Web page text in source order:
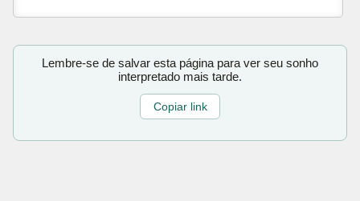
Lembre-se de salvar esta página para ver seu sonho
interpretado mais tarde.
Copiar link